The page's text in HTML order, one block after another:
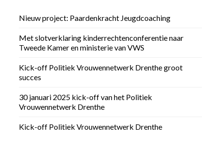
Nieuw project: Paardenkracht Jeugdcoaching
Met slotverklaring kinderrechtenconferentie naar
Tweede Kamer en ministerie van VWS
Kick-off Politiek Vrouwennetwerk Drenthe groot
succes
30 januari 2025 kick-off van het Politiek
Vrouwennetwerk Drenthe
Kick-off Politiek Vrouwennetwerk Drenthe